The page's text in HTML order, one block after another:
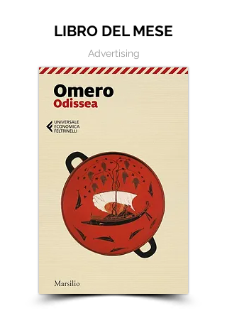
LIBRO DEL MESE
Advertising